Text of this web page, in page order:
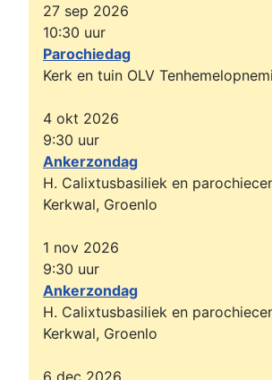
27 sep 2026
10:30 uur
Parochiedag
Kerk en tuin OLV
4 okt 2026
9:30 uur
Ankerzondag
H. Calixtusbasiliek en
Kerkwal, Groenlo
1 nov 2026
9:30 uur
Ankerzondag
H. Calixtusbasiliek en
Kerkwal, Groenlo
6 dec 2026